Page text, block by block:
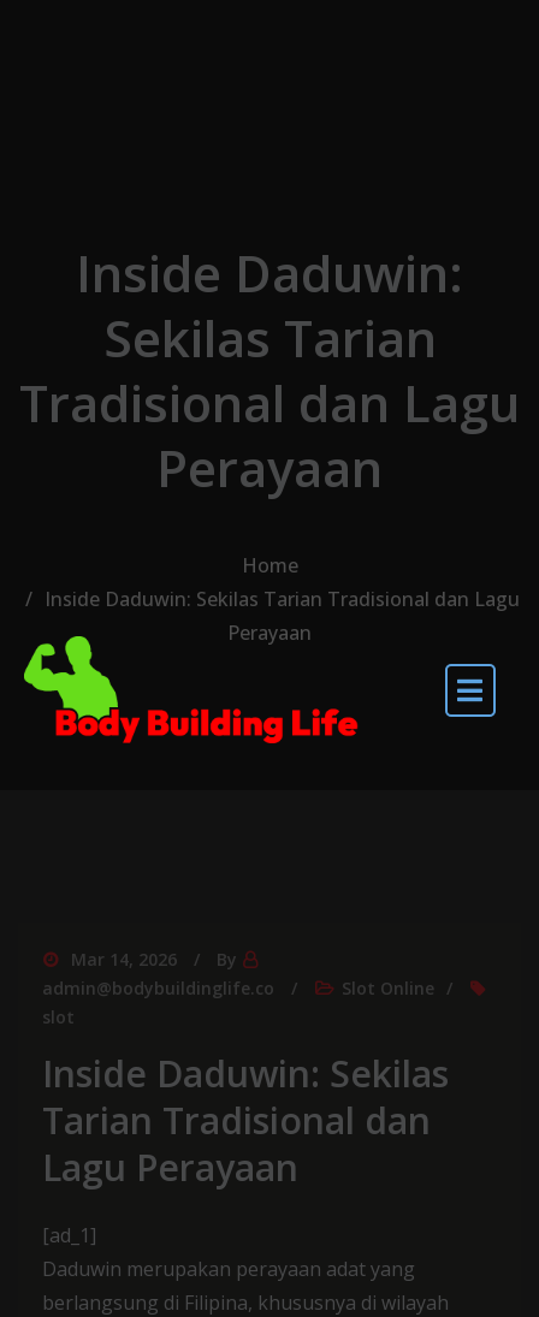
Inside Daduwin:
Sekilas Tarian
Tradisional dan Lagu
Perayaan
Home
Inside Daduwin: Sekilas Tarian Tradisional dan Lagu
Perayaan
Mar 14, 2026
By
admin@bodybuildinglife.co
Slot Online
slot
Inside Daduwin: Sekilas
Tarian Tradisional dan
Lagu Perayaan
[ad_1]
Daduwin merupakan perayaan adat yang
berlangsung di Filipina, khususnya di wilayah